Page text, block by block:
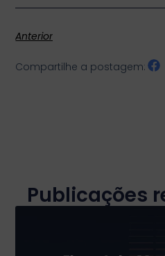
Anterior
Compartilhe a postagem:
Publicações